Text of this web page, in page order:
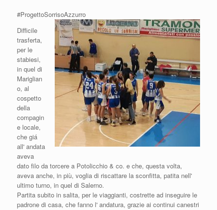
#ProgettoSorrisoAzzurro
Difficile
trasferta,
per le
stabiesi,
in quel di
Mariglian
o, al
cospetto
della
compagin
e locale,
che giá
all' andata
aveva
dato filo da torcere a Potolicchio & co. e che, questa volta,
aveva anche, in più, voglia di riscattare la sconfitta, patita nell'
ultimo turno, in quel di Salerno.
Partita subito in salita, per le viaggianti, costrette ad inseguire le
padrone di casa, che fanno l' andatura, grazie ai continui canestri